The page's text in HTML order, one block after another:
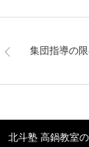
集団指導の
北斗塾 高鍋教室